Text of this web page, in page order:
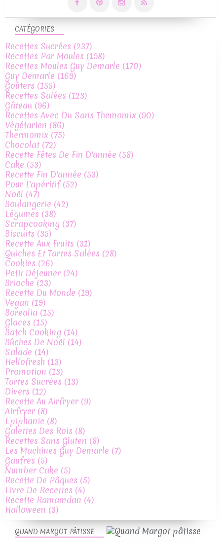
QUAND MARGOT PÂTISSE
CATÉGORIES
Recettes Sucrées (237)
Recettes Par Moules (198)
Recettes Moules Guy Demarle (170)
Guy Demarle (169)
Goûters (155)
Recettes Salées (123)
Gâteau (96)
Recettes Avec Ou Sans Themomix (90)
Végétarien (86)
Thermomix (75)
Chocolat(72)
Recette Fêtes De Fin D'année (58)
Cake (53)
Recette Fin D'année (53)
Pour L'apéritif(52)
Noël (47)
Boulangerie (42)
Légumes (38)
Scrapcooking (37)
Biscuits (35)
Recette Aux Fruits (31)
Quiches Et Tartes Salées (28)
Cookies (26)
Petit Déjeuner (24)
Brioche(23)
Recette Du Monde (19)
Vegan (19)
Borealia (15)
Glaces (15)
Batch Cooking (14)
Bûches De Noël (14)
Salade (14)
Hellofresh (13)
Promotion (13)
Tartes Sucrées (13)
Divers (12)
Recette Au Airfryer (9)
Airfryer (8)
Epiphanie (8)
Galettes Des Rois (8)
Recettes Sans Gluten (8)
Les Machines Guy Demarle (7)
Gaufres (5)
Number Cake (5)
Recette De Pâques (5)
Livre De Recettes (4)
Recette Ramamdan (4)
Halloween (3)